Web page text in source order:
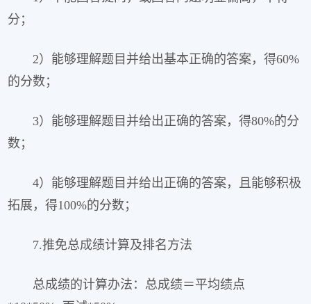
分；
2）能够理解题目并给出基本正确的答案，得60%
的分数；
3）能够理解题目并给出正确的答案，得80%的分
数；
4）能够理解题目并给出正确的答案，且能够积极
拓展，得100%的分数；
7.推免总成绩计算及排名方法
总成绩的计算办法：总成绩＝平均绩点